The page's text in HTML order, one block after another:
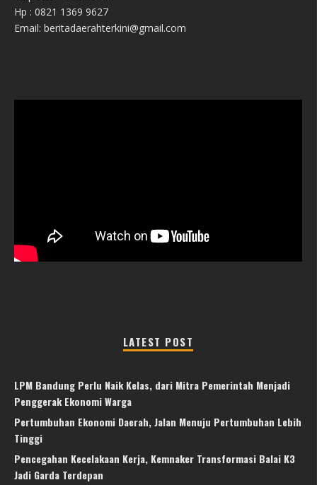
Hp : 0821 1369 9627
Email: beritadaerahterkini@gmail.com
LATEST POST
LPM Bandung Perlu Naik Kelas, dari Mitra Pemerintah Menjadi
Penggerak Ekonomi Warga
Pertumbuhan Ekonomi Daerah, Jalan Menuju Pertumbuhan Lebih
Tinggi
Pencegahan Kecelakaan Kerja, Kemnaker Transformasi Balai K3
Jadi Garda Terdepan